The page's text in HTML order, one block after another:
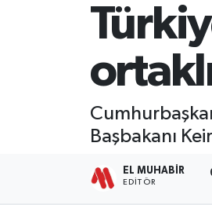
Başbakanı
EL MUHABIR
EDITÖR
Süper Lig Puan Durumu ve
Tüm Manşetler
Son Dakika Haberleri
Haber Arşivi